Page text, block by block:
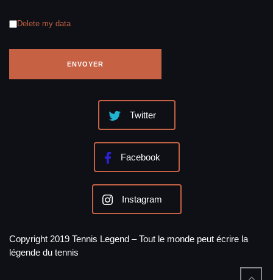
Delete my data
Twitter
Facebook
Instagram
Copyright 2019 Tennis Legend – Tout le monde peut écrire la
légende du tennis